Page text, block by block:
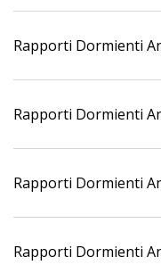
Rapporti Dormienti
Rapporti Dormienti
Rapporti Dormienti
Rapporti Dormienti